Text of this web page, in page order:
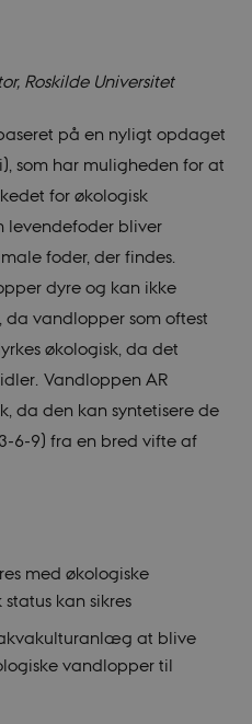
Roskilde Universitet
på en nyligt opdaget
som har muligheden for at
for økologisk
levendefoder bliver
foder, der findes.
dyre og kan ikke
da vandlopper som oftest
økologisk, da det
Vandloppen AR
da den kan syntetisere de
6-9) fra en bred vifte af
med økologiske
kan sikres
at blive
vandlopper til